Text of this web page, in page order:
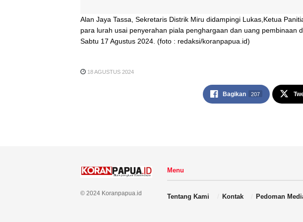
Alan Jaya Tassa, Sekretaris Distrik Miru didampingi Lukas,Ketua
para lurah usai penyerahan piala penghargaan dan uang pembinaan
Sabtu 17 Agustus 2024. (foto : redaksi/koranpapua.id)
18 AGUSTUS 2024
Bagikan 207
© 2024 Koranpapua.id
Menu
Tentang Kami Kontak Pedoman